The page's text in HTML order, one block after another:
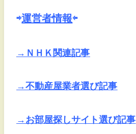
⇨運営者情報⇦
→ＮＨＫ関連記事
→不動産屋業者選び記事
→お部屋探しサイト選び記事